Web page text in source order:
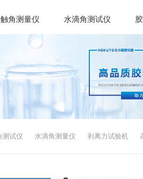
角测量仪 水滴角测试仪
测试仪 水滴角测量仪 剥离力试验机